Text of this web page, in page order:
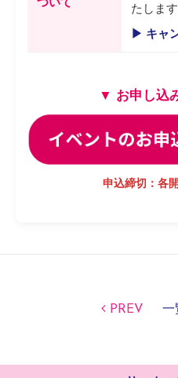
たします
▶ キャ
▼ お申し込
申込締切：各
PREV 一